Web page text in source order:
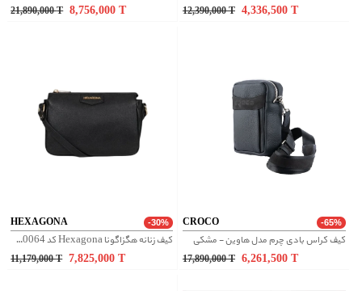
21,890,000 T 8,756,000 12,390,000 T 4,336,500
HEXAGONA -30%
کیف زنانه هگزاگونا Hexagona کد 5620064
11,179,000 T 7,825,000
CROCO -65%
کیف کراس بادی چرم مدل هاوین - مشکی
17,890,000 T 6,261,500